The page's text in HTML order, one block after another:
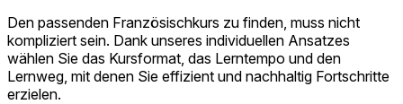
Den passenden Französischkurs zu finden, muss nicht
kompliziert sein. Dank unseres individuellen Ansatzes
wählen Sie das Kursformat, das Lerntempo und den
Lernweg, mit denen Sie effizient und nachhaltig Fortschritte
erzielen.